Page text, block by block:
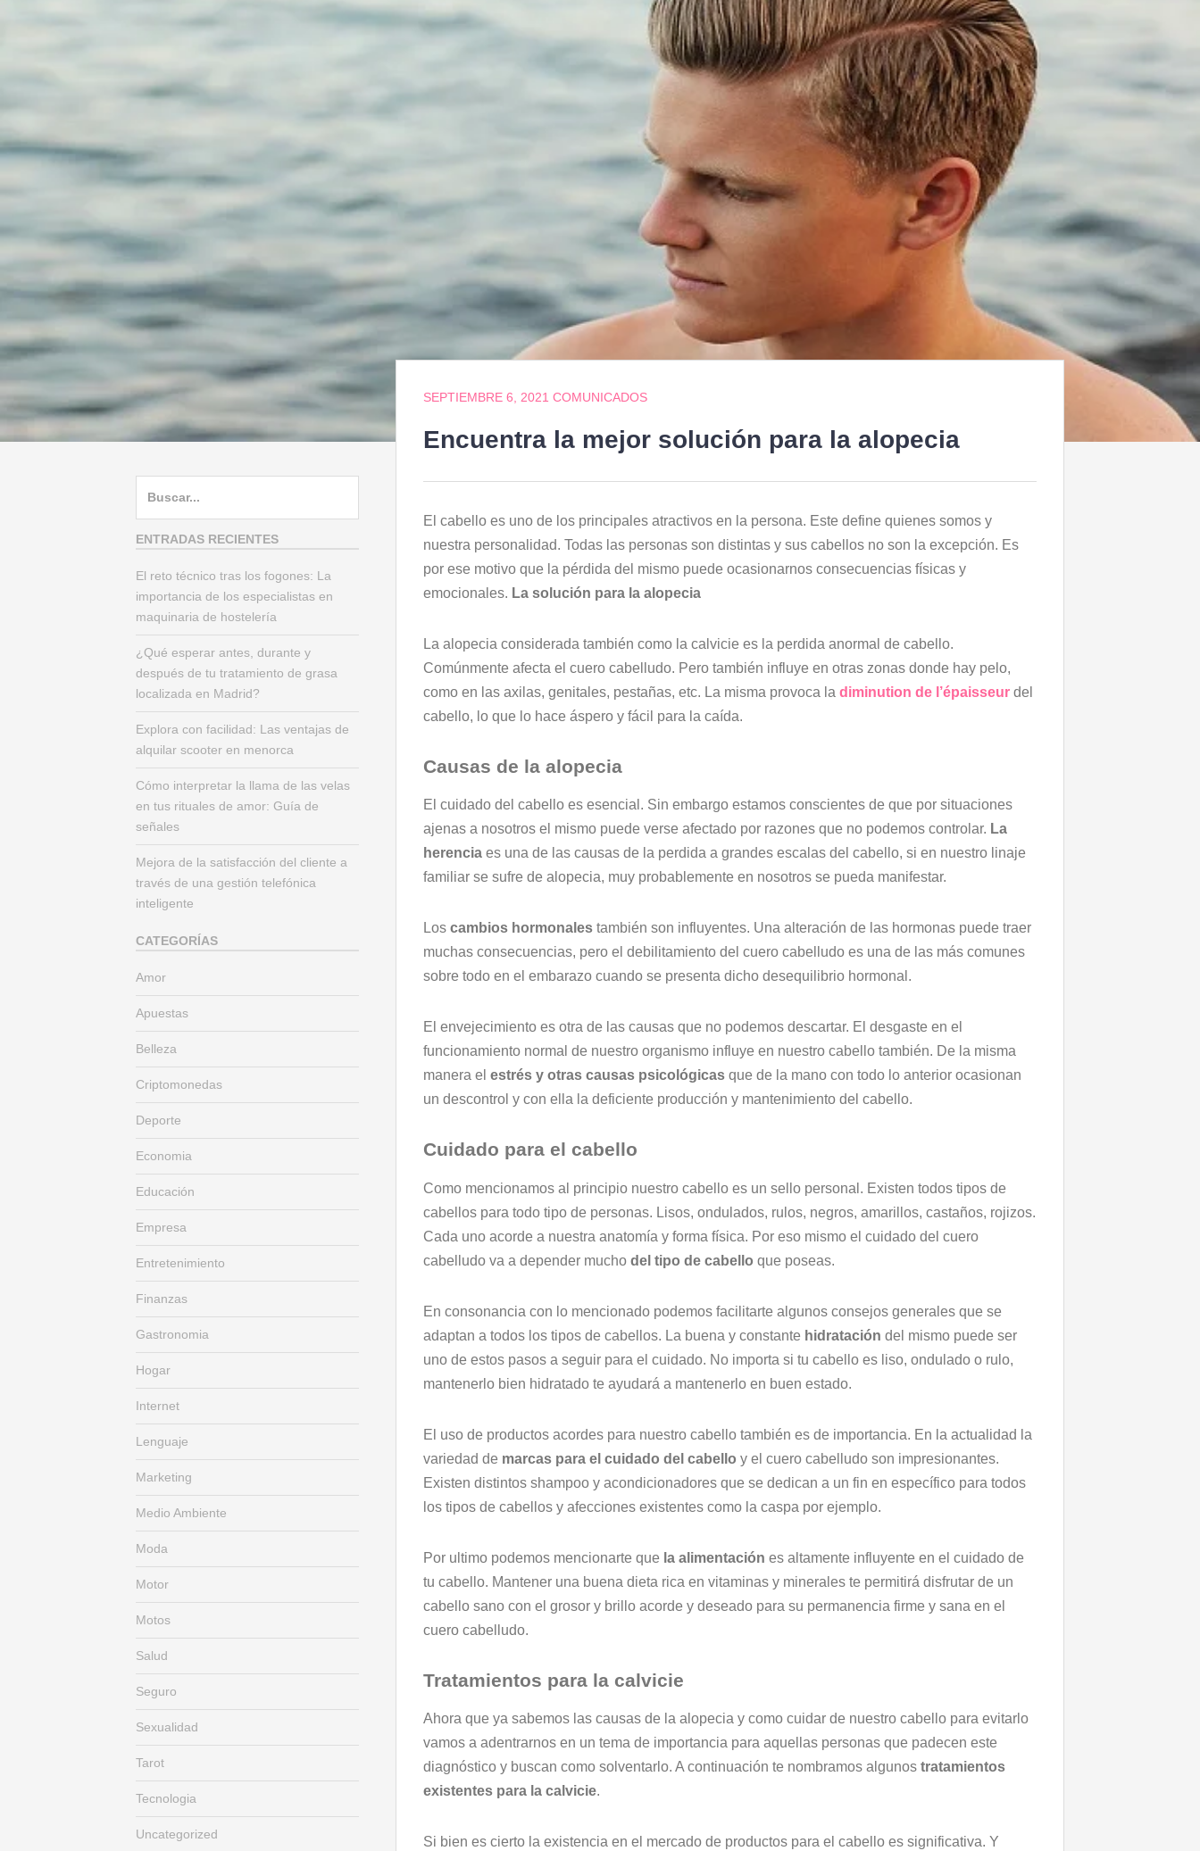
SEPTIEMBRE 6, 2021 COMUNICADOS
Encuentra la mejor solución para la alopecia
El cabello es uno de los principales atractivos en la persona. Este define quienes somos y
nuestra personalidad. Todas las personas son distintas y sus cabellos no son la excepción. Es
por ese motivo que la pérdida del mismo puede ocasionarnos consecuencias físicas y
emocionales. La solución para la alopecia
La alopecia considerada también como la calvicie es la perdida anormal de cabello.
Comúnmente afecta el cuero cabelludo. Pero también influye en otras zonas donde hay pelo,
como en las axilas, genitales, pestañas, etc. La misma provoca ladiminution de l’épaisseur del
cabello, lo que lo hace áspero y fácil para la caída.
Causas de la alopecia
El cuidado del cabello es esencial. Sin embargo estamos conscientes de que por situaciones
ajenas a nosotros el mismo puede verse afectado por razones que no podemos controlar. La
herencia es una de las causas de la perdida a grandes escalas del cabello, si en nuestro linaje
familiar se sufre de alopecia, muy probablemente en nosotros se pueda manifestar.
Loscambios hormonales también son influyentes. Una alteración de las hormonas puede traer
muchas consecuencias, pero el debilitamiento del cuero cabelludo es una de las más comunes
sobre todo en el embarazo cuando se presenta dicho desequilibrio hormonal.
El envejecimiento es otra de las causas que no podemos descartar. El desgaste en el
funcionamiento normal de nuestro organismo influye en nuestro cabello también. De la misma
manera elestrés y otras causas psicológicas que de la mano con todo lo anterior ocasionan
un descontrol y con ella la deficiente producción y mantenimiento del cabello.
Cuidado para el cabello
Como mencionamos al principio nuestro cabello es un sello personal. Existen todos tipos de
cabellos para todo tipo de personas. Lisos, ondulados, rulos, negros, amarillos, castaños, rojizos.
Cada uno acorde a nuestra anatomía y forma física. Por eso mismo el cuidado del cuero
cabelludo va a depender muchodel tipo de cabelloque poseas.
En consonancia con lo mencionado podemos facilitarte algunos consejos generales que se
adaptan a todos los tipos de cabellos. La buena y constante hidratación del mismo puede ser
uno de estos pasos a seguir para el cuidado. No importa si tu cabello es liso, ondulado o rulo,
mantenerlo bien hidratado te ayudará a mantenerlo en buen estado.
El uso de productos acordes para nuestro cabello también es de importancia. En la actualidad la
variedad de marcas para el cuidado del cabello y el cuero cabelludo son impresionantes.
Existen distintos shampoo y acondicionadores que se dedican a un fin en específico para todos
los tipos de cabellos y afecciones existentes como la caspa por ejemplo.
Por ultimo podemos mencionarte que la alimentaciónes altamente influyente en el cuidado de
tu cabello. Mantener una buena dieta rica en vitaminas y minerales te permitirá disfrutar de un
cabello sano con el grosor y brillo acorde y deseado para su permanencia firme y sana en el
cuero cabelludo.
Tratamientos para la calvicie
Ahora que ya sabemos las causas de la alopecia y como cuidar de nuestro cabello para evitarlo
vamos a adentrarnos en un tema de importancia para aquellas personas que padecen este
diagnóstico y buscan como solventarlo. A continuación te nombramos algunostratamientos
existentes para la calvicie.
Si bien es cierto la existencia en el mercado de productos para el cabello es significativa. Y
s
a
:
ENTRADAS RECIENTES
El reto técnico tras los fogones: La
importancia de los especialistas en
maquinaria de hostelería
¿Qué esperar antes, durante y
después de tu tratamiento de grasa
localizada en Madrid?
Explora con facilidad: Las ventajas de
alquilar scooter en menorca
Cómo interpretar la llama de las velas
en tus rituales de amor: Guía de
señales
Mejora de la satisfacción del cliente a
través de una gestión telefónica
inteligente
CATEGORÍAS
Amor
Apuestas
Belleza
Criptomonedas
Deporte
Economia
Educación
Empresa
Entretenimiento
Finanzas
Gastronomia
Hogar
Internet
Lenguaje
Marketing
Medio Ambiente
Moda
Motor
Motos
Salud
Seguro
Sexualidad
Tarot
Tecnologia
Uncategorized